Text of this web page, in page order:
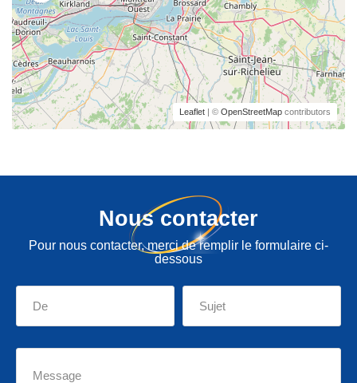
Leaflet | © OpenStreetMap contributors
Nous contacter
Pour nous contacter, merci de remplir le formulaire ci-
dessous